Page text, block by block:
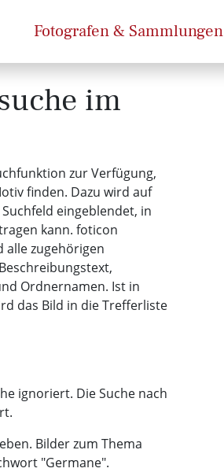
Fotografen & Sammlungen
im
zur Verfügung,
finden. Dazu wird auf
eingeblendet, in
kann. foticon
alle zugehörigen
Ordnernamen. Ist in
das Bild in die Trefferliste
ignoriert. Die Suche nach
Bilder zum Thema
"Germane".